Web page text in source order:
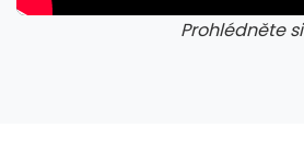
Prohlédněte